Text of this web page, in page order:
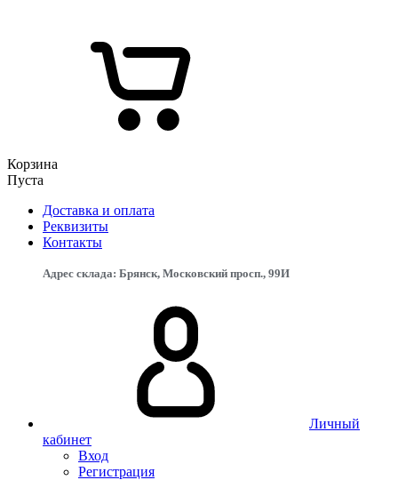
Корзина
Пуста
Доставка и оплата
Реквизиты
Контакты
Адрес склада: Брянск, Московский просп., 99И
Личный
кабинет
Вход
Регистрация